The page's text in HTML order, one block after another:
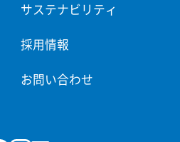
サステナビリティ
採用情報
お問い合わせ